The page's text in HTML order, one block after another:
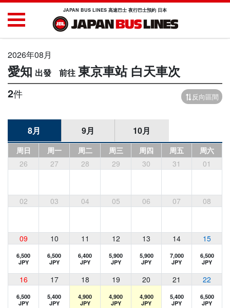
JAPAN BUS LINES 高速巴士 夜行巴士預約 日本
2026年08月
愛知 東京車站 白天車次
2件 反向區間
8月 9月 10月
周日 周一 周二 周三 周四 周五
周六
26
27 28 29 30 31 01
02 03 04 05 06 07 08
09 10 11 12 13 14 15
6,500
JPY
6,500
JPY
6,400
JPY
5,900
JPY
5,900
JPY
7,000
JPY
6,500
JPY
16 17 18 19 20 21 22
6,500
JPY
5,400
JPY
4,900
JPY
4,900
JPY
4,900
JPY
5,400
JPY
6,500
JPY